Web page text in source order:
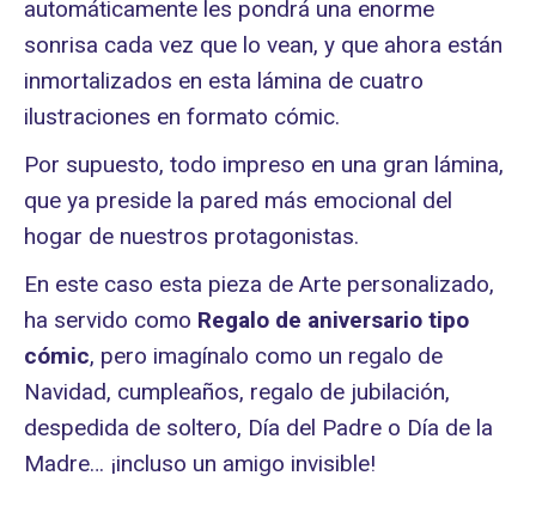
automáticamente les pondrá una enorme
sonrisa cada vez que lo vean, y que ahora están
inmortalizados en esta lámina de cuatro
ilustraciones en formato cómic.
Por supuesto, todo impreso en una gran lámina,
que ya preside la pared más emocional del
hogar de nuestros protagonistas.
En este caso esta pieza de Arte personalizado,
ha servido como Regalo de aniversario tipo
cómic, pero imagínalo como un regalo de
Navidad, cumpleaños, regalo de jubilación,
despedida de soltero, Día del Padre o Día de la
Madre… ¡incluso un amigo invisible!